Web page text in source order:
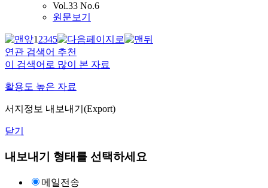
Vol.33 No.6
원문보기
12345
연관 검색어 추천
이 검색어로 많이 본 자료
활용도 높은 자료
서지정보 내보내기(Export)
닫기
내보내기 형태를 선택하세요
메일전송